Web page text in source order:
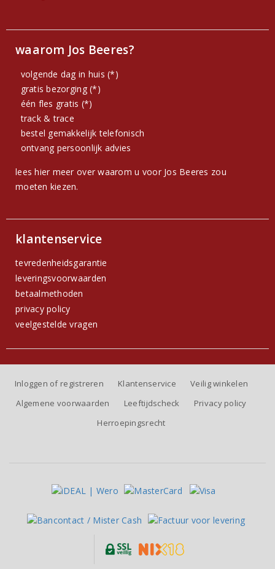
waarom Jos Beeres?
volgende dag in huis (*)
gratis bezorging (*)
één fles gratis (*)
track & trace
bestel gemakkelijk telefonisch
ontvang persoonlijk advies
lees hier meer over waarom u voor Jos Beeres zou
moeten kiezen.
klantenservice
tevredenheidsgarantie
leveringsvoorwaarden
betaalmethoden
privacy policy
veelgestelde vragen
Inloggen of registreren Klantenservice
Veilig winkelen
Algemene voorwaarden
Leeftijdscheck
Privacy policy
Herroepingsrecht